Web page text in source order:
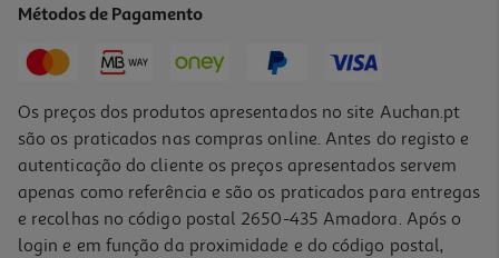
-40%
Métodos de Pagamento
Os preços dos produtos apresentados no site Auchan.pt
são os praticados nas compras online. Antes do registo e
autenticação do cliente os preços apresentados servem
apenas como referência e são os praticados para entregas
e recolhas no código postal 2650-435 Amadora. Após o
login e em função da proximidade e do código postal,